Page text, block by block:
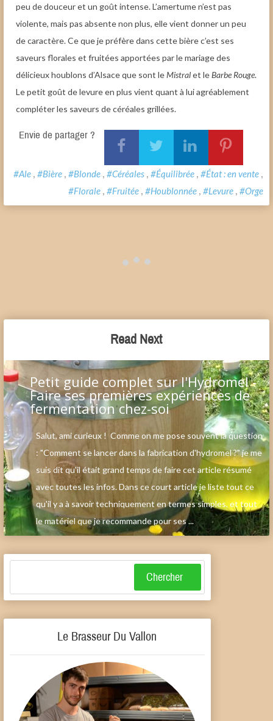
peu de douceur et un goût intense. L’amertume n’est pas
violente, mais pas absente non plus, elle vient donner un peu
de caractère. Ce que je préfère dans cette bière c’est ses
saveurs florales et fruitées apportées par le mariage des
délicieux houblons d’Alsace que sont leMistralet leBarbe Rouge.
Le petit goût de levure en plus vient quant à lui agréablement
compléter les saveurs de céréales grillées.
Envie de partager ?
#Ale ,#Bière ,#Blonde ,#Céréales ,#Équilibrée ,#État : en vente ,
#Florale ,#Fruitée ,#Houblonnée ,#Levure ,#Orge
Read Next
Petit guide complet sur l'Hydromel -
Faire ses premières expériences de
fermentation chez-soi
Salut, ami curieux ! Comme on me pose souvent la question
: "Comment se lancer dans la fabrication d'hydromel ?" je me
suis dit qu'il était grand temps de faire cet article résumé
avec toutes les infos. Dans ce court article je liste tout ce
qu'il y a à savoir techniquement en termes simples, et tout
le matériel que je recommande pour ses ...
Search
Le Brasseur Du Vallon